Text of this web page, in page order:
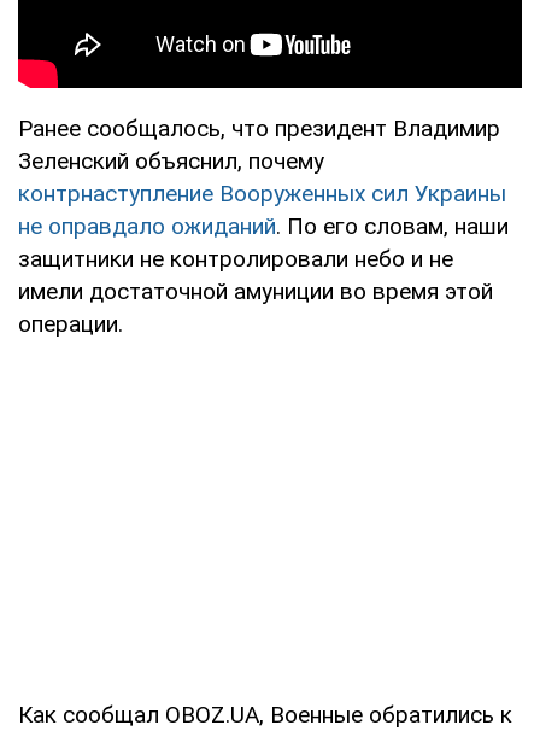
Ранее сообщалось, что президент Владимир
Зеленский объяснил, почему
контрнаступление Вооруженных сил Украины
не оправдало ожиданий. По его словам, наши
защитники не контролировали небо и не
имели достаточной амуниции во время этой
операции.
Как сообщал OBOZ.UA, Военные обратились к